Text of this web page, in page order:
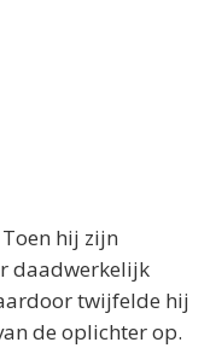
hij zijn
daadwerkelijk
twijfelde hij
de oplichter op.